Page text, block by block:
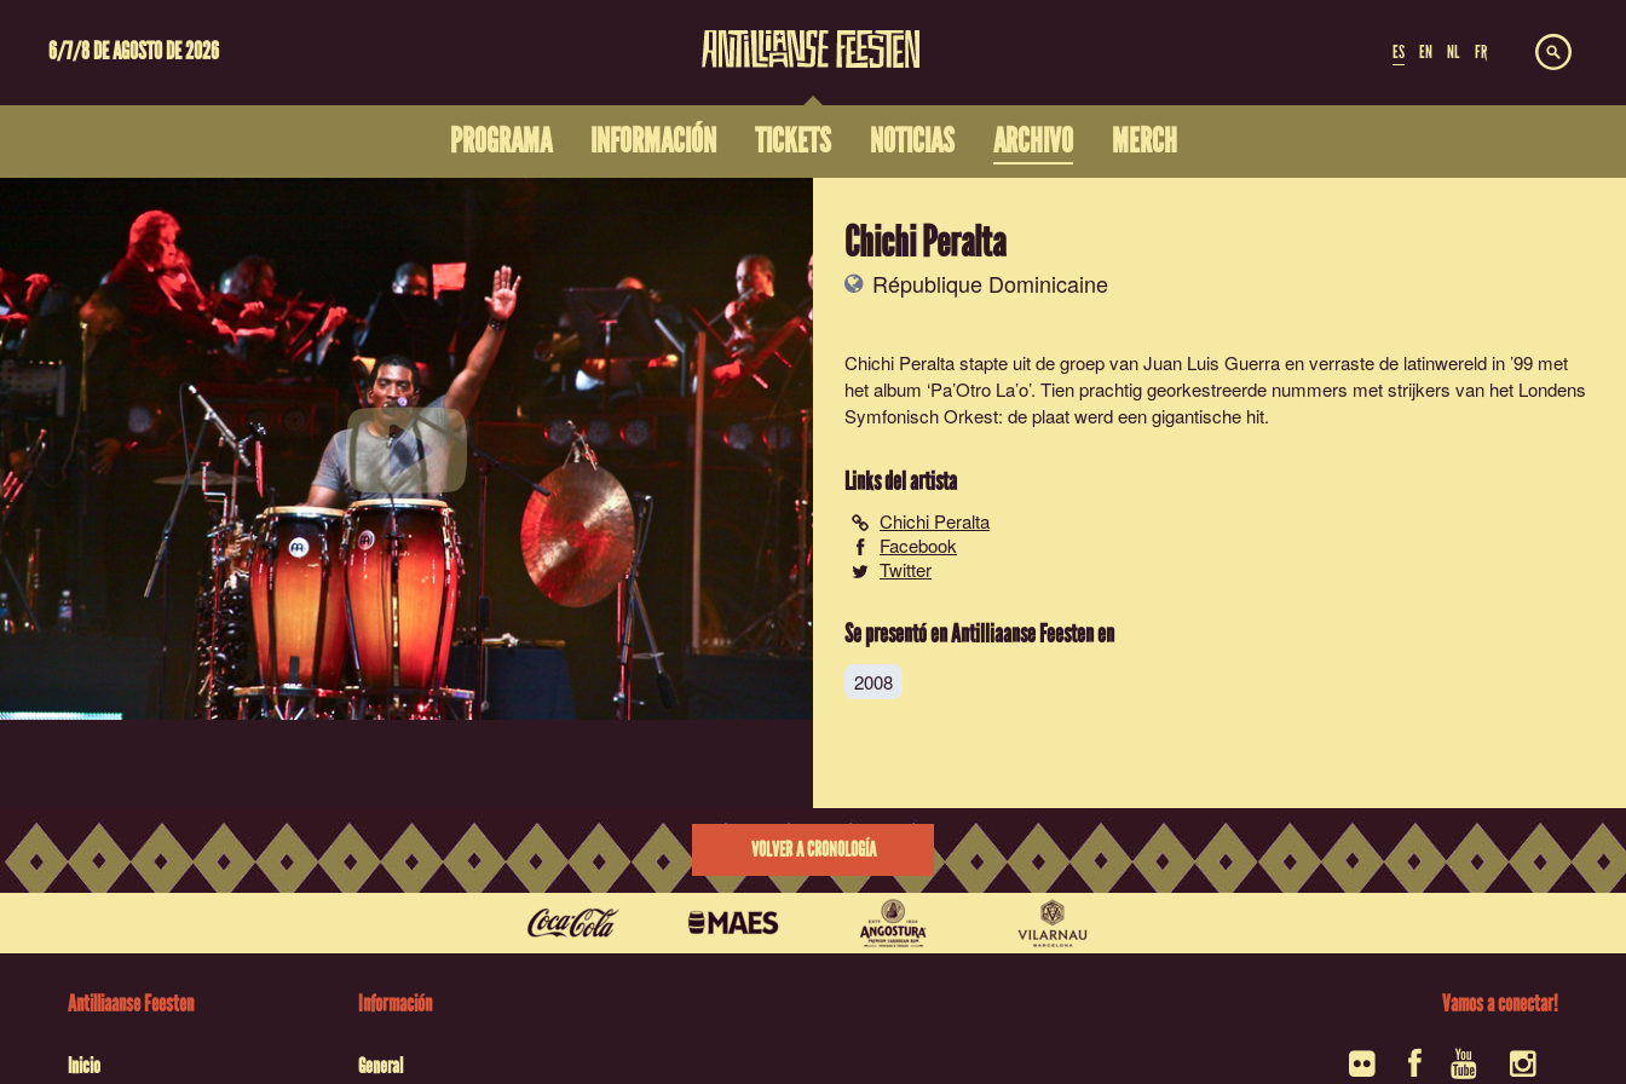
6/7/8 DE AGOSTO DE 2026 ES EN NL FR
PROGRAMA INFORMACIÓN TICKETS NOTICIAS ARCHIVO MERCH
Chichi Peralta
République Dominicaine
Chichi Peralta stapte uit de groep van Juan Luis Guerra en verraste de latinwereld in ’99 met
het album ‘Pa’Otro La’o’. Tien prachtig georkestreerde nummers met strijkers van het Londens
Symfonisch Orkest: de plaat werd een gigantische hit.
Links del artista
Chichi Peralta
Facebook
Twitter
Se presentó en Antilliaanse Feesten en
2008
VOLVER A CRONOLOGÍA
Antilliaanse Feesten
Inicio
Información
General
Vamos a conectar!